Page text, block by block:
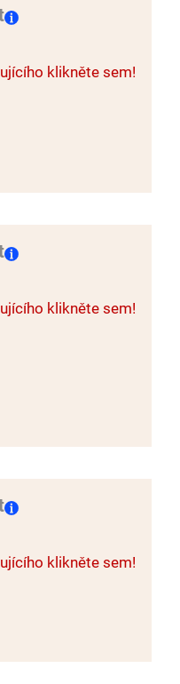
klikněte sem!
klikněte sem!
klikněte sem!